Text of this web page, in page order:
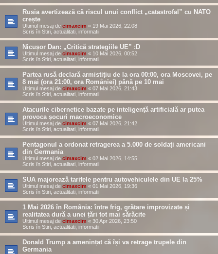
Rusia avertizează că riscul unui conflict „catastrofal” cu NATO
crește
Ultimul mesaj de cimaxcim « 19 Mai 2026, 22:08
Scris în Stiri, actualitati, informatii
Nicușor Dan: „Critică strategiile UE” :D
Ultimul mesaj de cimaxcim « 10 Mai 2026, 00:52
Scris în Stiri, actualitati, informatii
Partea rusă declară armistițiu de la ora 00:00, ora Moscovei, pe
8 mai (ora 21:00, ora României) până pe 10 mai
Ultimul mesaj de cimaxcim « 07 Mai 2026, 21:43
Scris în Stiri, actualitati, informatii
Atacurile cibernetice bazate pe inteligență artificială ar putea
provoca șocuri macroeconomice
Ultimul mesaj de cimaxcim « 07 Mai 2026, 21:42
Scris în Stiri, actualitati, informatii
Pentagonul a ordonat retragerea a 5.000 de soldați americani
din Germania
Ultimul mesaj de cimaxcim « 02 Mai 2026, 14:55
Scris în Stiri, actualitati, informatii
SUA majorează tarifele pentru autovehiculele din UE la 25%
Ultimul mesaj de cimaxcim « 01 Mai 2026, 19:36
Scris în Stiri, actualitati, informatii
1 Mai 2026 în România: între frig, grătare improvizate și
realitatea dură a unei țări tot mai sărăcite
Ultimul mesaj de cimaxcim « 30 Apr 2026, 23:50
Scris în Stiri, actualitati, informatii
Donald Trump a amenințat că își va retrage trupele din
Germania